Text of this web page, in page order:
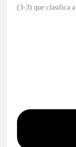
(3-3) que clasifica